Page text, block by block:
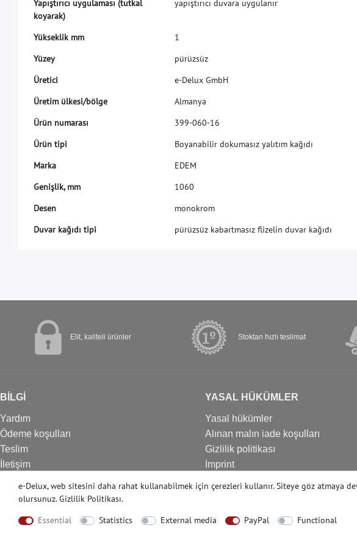
Yapıştırıcı uygulaması (tutkal
koyarak)
yapıştırıcı duvara uygulanır
Yükseklik mm
1
Yüzey pürüzsüz
Üretici e-Delux GmbH
Üretim ülkesi/bölge Almanya
Ürün numarası 399-060-16
Ürün tipi Boyanabilir dokumasız yalıtım kağıdı
Marka EDEM
Genişlik, mm 1060
Desen
monokrom
Duvar kağıdı tipi
pürüzsüz kabartmasız flizelin duvar kağıdı
Elit, kaliteli ürünler Stoktan hızlı teslimat
BİLGİ
Yardım
Ödeme koşulları
Teslim
İletişim
YASAL HÜKÜMLER
Yasal hükümler
Alınan malın iade koşulları
Gizlilik politikası
Imprint
e-Delux, web sitesini daha rahat kullanabilmek için çerezleri kullanır. Siteye göz atmaya
olursunuz.Gizlilik Politikası.
Essential
Statistics External media PayPal Functional